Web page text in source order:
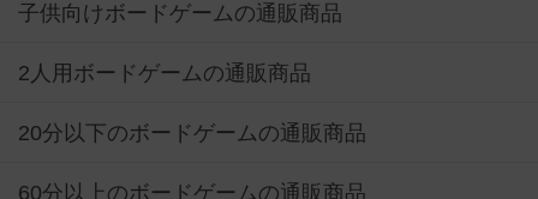
子供向けボードゲームの通販商品
2人用ボードゲームの通販商品
20分以下のボードゲームの通販商品
60分以上のボードゲームの通販商品